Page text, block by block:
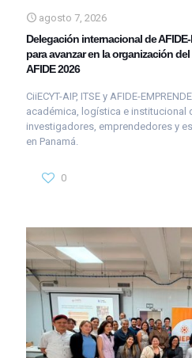
agosto 7, 2026
Delegación internacional de
para avanzar en la organización
AFIDE 2026
CiiECYT-AIP, ITSE y AFIDE-
académica, logística e institucional
investigadores, emprendedores y
en Panamá.
0